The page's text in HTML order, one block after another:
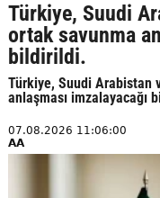
Türkiye, Suudi
ortak savunma
bildirildi.
Türkiye, Suudi Arabistan
anlaşması imzalayacağı
07.08.2026 11:06:00
AA